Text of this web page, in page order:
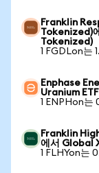
Franklin
Tokenized)
Tokenized)
1 FGDLon는
Enphase
Uranium
1 ENPHon는
Franklin
에서 Global
1 FLHYon는